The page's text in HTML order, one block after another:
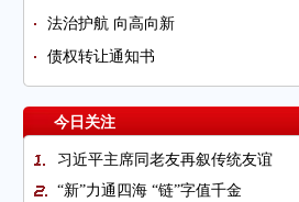
法治护航 向高向新
债权转让通知书
今日关注
习近平主席同老友再叙传统友谊
“新”力通四海 “链”字值千金